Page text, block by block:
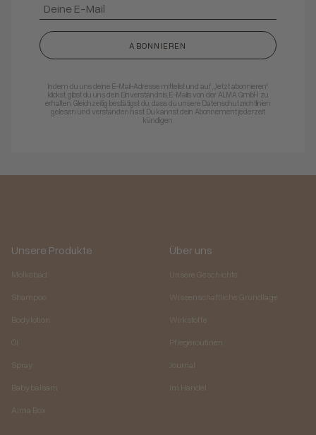
ABONNIEREN
Indem du uns deine E-Mail-Adresse mitteilst und auf „Jetzt abonnieren“
klickst, gibst du uns dein Einverständnis, E-Mails von der ALMA GmbH zu
erhalten. Gleichzeitig bestätigst du, dass du unsere Datenschutzrichtlinien
gelesen und verstanden hast. Du kannst dein Abonnement jederzeit
kündigen.
Unsere Produkte
Molkebad
Shampoo
Bodylotion
Spray
Babybalsam
Alma Box
Über uns
Unsere Geschichte
Wissenschaftliche Grundlage
Wirkstoffe
Pflegeroutinen
Journal
Im Handel